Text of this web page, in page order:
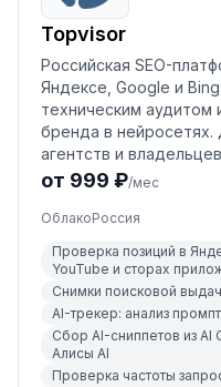
Topvisor
Российская SEO-
Яндексе, Google и
техническим аудитом
бренда в нейросетях.
агентств и
от 999 ₽/мес
ОблакоРоссия
Проверка позиций в
YouTube и сторах
Снимки поисковой
AI-трекер: анализ
Сбор AI-сниппетов из AI
Алисы AI
Проверка частоты